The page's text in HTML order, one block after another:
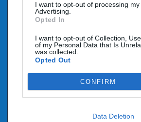
I want to opt-out of processing
Advertising.
Opted In
I want to opt-out of Collection,
of my Personal Data that Is
was collected.
Opted Out
CONFIRM
Data Deletion